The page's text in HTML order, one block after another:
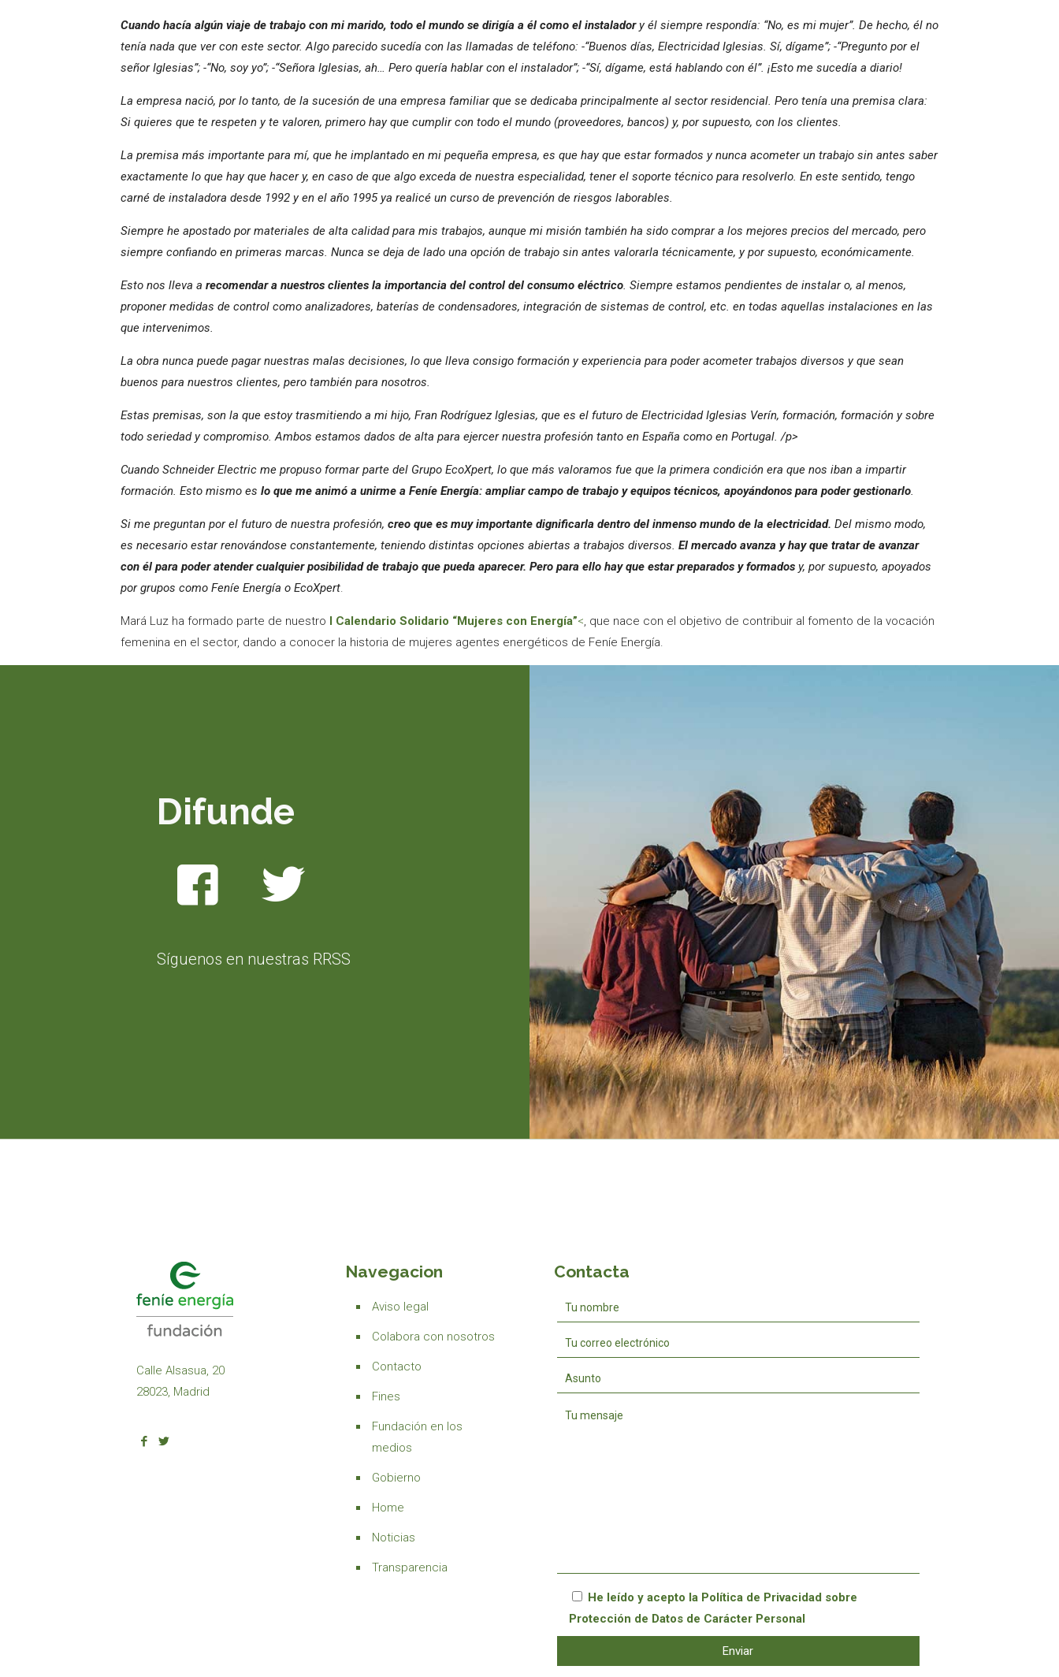
Cuando hacía algún viaje de trabajo con mi marido, todo el mundo se dirigía a él como el instaladory él siempre respondía: “No, es mi mujer”. De hecho, él no
tenía nada que ver con este sector. Algo parecido sucedía con las llamadas de teléfono: -“Buenos días, Electricidad Iglesias. Sí, dígame”; -“Pregunto por el
señor Iglesias”; -“No, soy yo”; -“Señora Iglesias, ah… Pero quería hablar con el instalador”; -“Sí, dígame, está hablando con él”. ¡Esto me sucedía a diario!
La empresa nació, por lo tanto, de la sucesión de una empresa familiar que se dedicaba principalmente al sector residencial. Pero tenía una premisa clara:
Si quieres que te respeten y te valoren, primero hay que cumplir con todo el mundo (proveedores, bancos) y, por supuesto, con los clientes.
La premisa más importante para mí, que he implantado en mi pequeña empresa, es que hay que estar formados y nunca acometer un trabajo sin antes saber
exactamente lo que hay que hacer y, en caso de que algo exceda de nuestra especialidad, tener el soporte técnico para resolverlo. En este sentido, tengo
carné de instaladora desde 1992 y en el año 1995 ya realicé un curso de prevención de riesgos laborables.
Siempre he apostado por materiales de alta calidad para mis trabajos, aunque mi misión también ha sido comprar a los mejores precios del mercado, pero
siempre confiando en primeras marcas. Nunca se deja de lado una opción de trabajo sin antes valorarla técnicamente, y por supuesto, económicamente.
Esto nos lleva a recomendar a nuestros clientes la importancia del control del consumo eléctrico. Siempre estamos pendientes de instalar o, al menos,
proponer medidas de control como analizadores, baterías de condensadores, integración de sistemas de control, etc. en todas aquellas instalaciones en las
que intervenimos.
La obra nunca puede pagar nuestras malas decisiones, lo que lleva consigo formación y experiencia para poder acometer trabajos diversos y que sean
buenos para nuestros clientes, pero también para nosotros.
Estas premisas, son la que estoy trasmitiendo a mi hijo, Fran Rodríguez Iglesias, que es el futuro de Electricidad Iglesias Verín, formación, formación y sobre
todo seriedad y compromiso. Ambos estamos dados de alta para ejercer nuestra profesión tanto en España como en Portugal. /p>
Cuando Schneider Electric me propuso formar parte del Grupo EcoXpert, lo que más valoramos fue que la primera condición era que nos iban a impartir
formación. Esto mismo es lo que me animó a unirme a Feníe Energía: ampliar campo de trabajo y equipos técnicos, apoyándonos para poder gestionarlo.
Si me preguntan por el futuro de nuestra profesión, creo que es muy importante dignificarla dentro del inmenso mundo de la electricidad. Del mismo modo,
es necesario estar renovándose constantemente, teniendo distintas opciones abiertas a trabajos diversos. El mercado avanza y hay que tratar de avanzar
con él para poder atender cualquier posibilidad de trabajo que pueda aparecer. Pero para ello hay que estar preparados y formados y, por supuesto, apoyados
por grupos como Feníe Energía o EcoXpert.
Mará Luz ha formado parte de nuestro I Calendario Solidario “Mujeres con Energía”<, que nace con el objetivo de contribuir al fomento de la vocación
femenina en el sector, dando a conocer la historia de mujeres agentes energéticos de Feníe Energía.
Difunde
Síguenos en nuestras RRSS
Calle Alsasua, 20
28023, Madrid
Navegacion
Aviso legal
Colabora con nosotros
Contacto
Fines
Fundación en los
medios
Gobierno
Home
Noticias
Transparencia
Contacta
He leído y acepto la Política de Privacidad sobre
Protección de Datos de Carácter Personal